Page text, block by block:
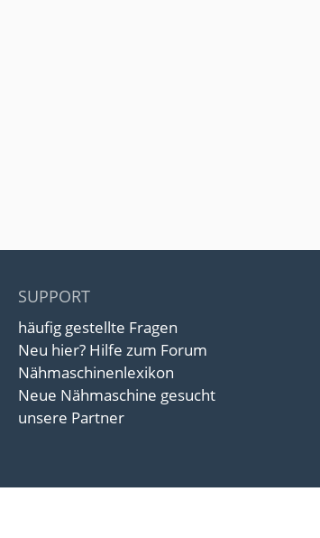
SUPPORT
häufig gestellte Fragen
Neu hier? Hilfe zum Forum
Nähmaschinenlexikon
Neue Nähmaschine gesucht
unsere Partner